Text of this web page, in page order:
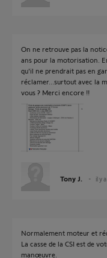
On ne retrouve pas la
ans pour la motorisation.
qu'il ne prendrait pas en
réclamer...surtout avec la
vous ? Merci encore !!
Tony J. il y
Normalement moteur et
La casse de la CSI est de
manœuvre.